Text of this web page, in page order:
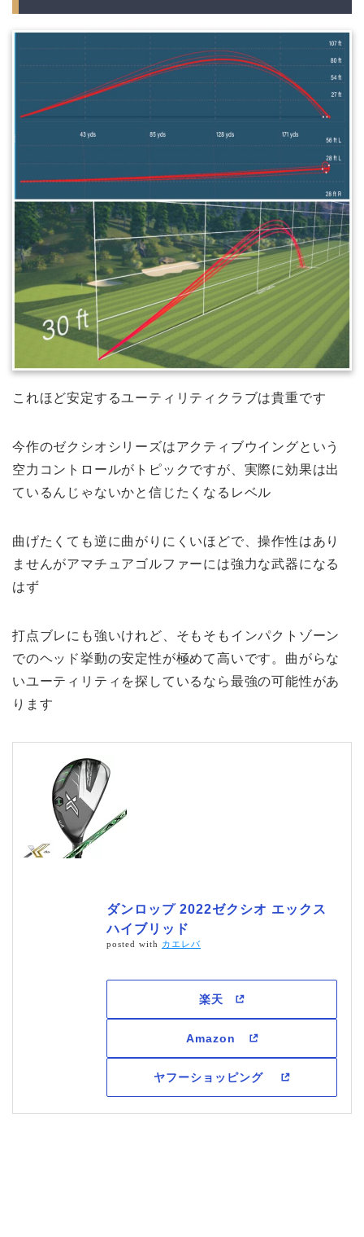
これほど安定するユーティリティクラブは貴重です
今作のゼクシオシリーズはアクティブウイングという
空力コントロールがトピックですが、実際に効果は出
ているんじゃないかと信じたくなるレベル
曲げたくても逆に曲がりにくいほどで、操作性はあり
ませんがアマチュアゴルファーには強力な武器になる
はず
打点ブレにも強いけれど、そもそもインパクトゾーン
でのヘッド挙動の安定性が極めて高いです。曲がらな
いユーティリティを探しているなら最強の可能性があ
ります
ダンロップ 2022ゼクシオ エックス
ハイブリッド
posted with カエレバ